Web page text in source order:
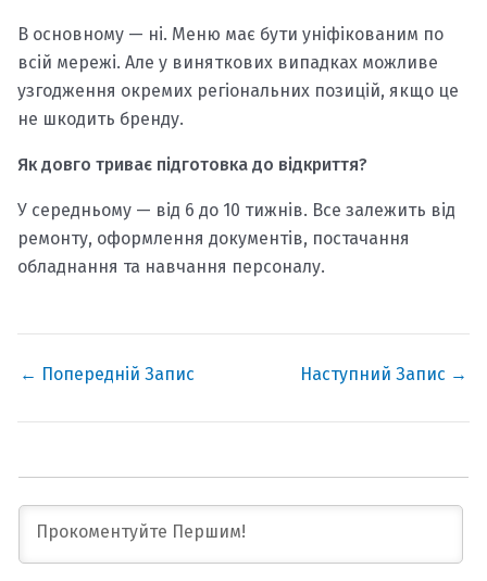
В основному — ні. Меню має бути уніфікованим по
всій мережі. Але у виняткових випадках можливе
узгодження окремих регіональних позицій, якщо це
не шкодить бренду.
Як довго триває підготовка до відкриття?
У середньому — від 6 до 10 тижнів. Все залежить від
ремонту, оформлення документів, постачання
обладнання та навчання персоналу.
← Попередній Запис Наступний Запис →